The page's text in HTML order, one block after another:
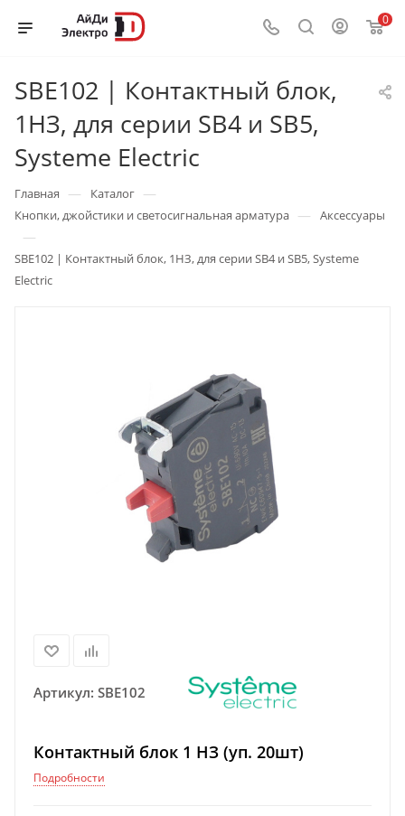
0
SBE102 | Контактный блок,
1НЗ, для серии SB4 и SB5,
Systeme Electric
Главная — Каталог —
Кнопки, джойстики и светосигнальная арматура — Аксессуары
—
SBE102 | Контактный блок, 1НЗ, для серии SB4 и SB5, Systeme
Electric
Артикул: SBE102
Контактный блок 1 НЗ (уп. 20шт)
Подробности